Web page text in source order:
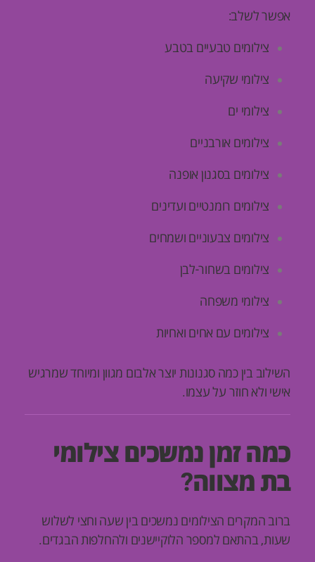
אפשר לשלב:
צילומים טבעיים בטבע
צילומי שקיעה
צילומי ים
צילומים אורבניים
צילומים בסגנון אופנה
צילומים רומנטיים ועדינים
צילומים צבעוניים ושמחים
צילומים בשחור-לבן
צילומי משפחה
צילומים עם אחים ואחיות
השילוב בין כמה סגנונות יוצר אלבום מגוון ומיוחד שמרגיש
אישי ולא חוזר על עצמו.
כמה זמן נמשכים צילומי
בת מצווה?
ברוב המקרים הצילומים נמשכים בין שעה וחצי לשלוש
שעות, בהתאם למספר הלוקיישנים ולהחלפות הבגדים.